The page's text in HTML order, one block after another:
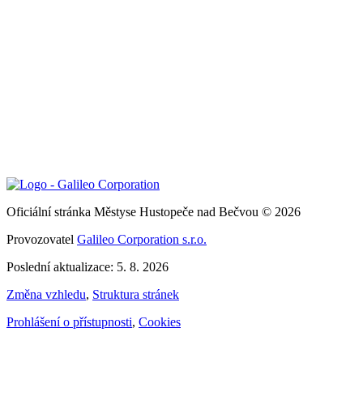
Oficiální stránka Městyse Hustopeče nad Bečvou © 2026
Provozovatel Galileo Corporation s.r.o.
Poslední aktualizace: 5. 8. 2026
Změna vzhledu, Struktura stránek
Prohlášení o přístupnosti, Cookies